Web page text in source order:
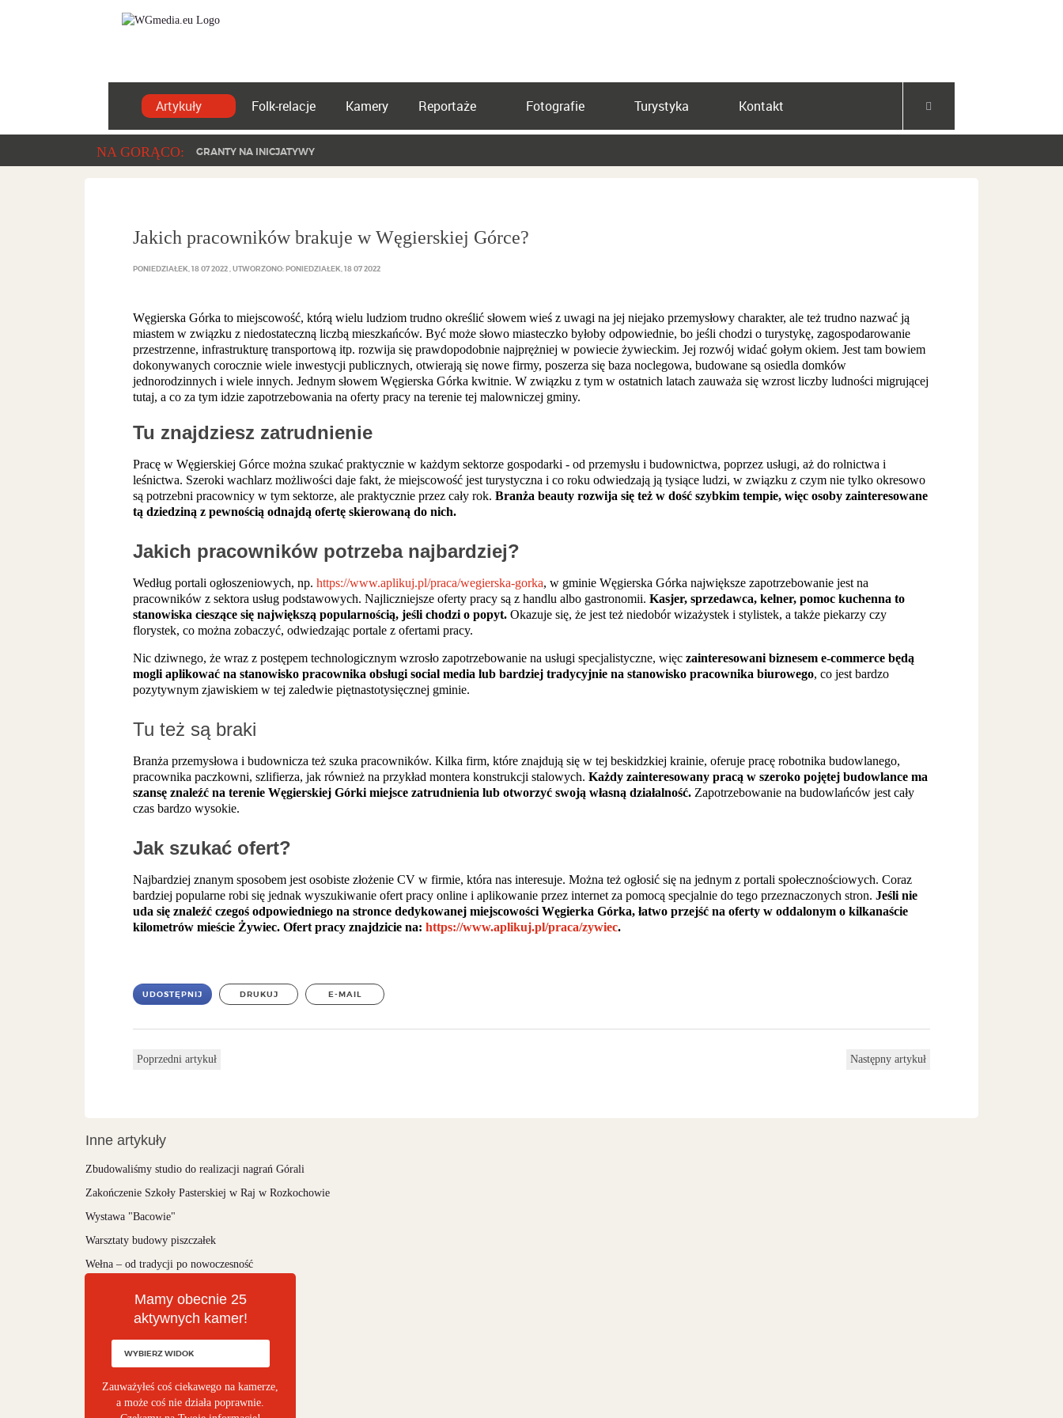
Artykuły Folk-relacje Kamery Reportaże Fotografie Turystyka Kontakt
NA GORĄCO: GRANTY NA INICJATYWY
Jakich pracowników brakuje w Węgierskiej Górce?
PONIEDZIAŁEK, 18 07 2022 UTWORZONO: PONIEDZIAŁEK, 18 07 2022
Węgierska Górka to miejscowość, którą wielu ludziom trudno określić słowem wieś z uwagi na jej niejako przemysłowy charakter, ale też trudno nazwać ją
miastem w związku z niedostateczną liczbą mieszkańców. Być może słowo miasteczko byłoby odpowiednie, bo jeśli chodzi o turystykę, zagospodarowanie
przestrzenne, infrastrukturę transportową itp. rozwija się prawdopodobnie najprężniej w powiecie żywieckim. Jej rozwój widać gołym okiem. Jest tam bowiem
dokonywanych corocznie wiele inwestycji publicznych, otwierają się nowe firmy, poszerza się baza noclegowa, budowane są osiedla domków
jednorodzinnych i wiele innych. Jednym słowem Węgierska Górka kwitnie. W związku z tym w ostatnich latach zauważa się wzrost liczby ludności migrującej
tutaj, a co za tym idzie zapotrzebowania na oferty pracy na terenie tej malowniczej gminy.
Tu znajdziesz zatrudnienie
Pracę w Węgierskiej Górce można szukać praktycznie w każdym sektorze gospodarki - od przemysłu i budownictwa, poprzez usługi, aż do rolnictwa i
leśnictwa. Szeroki wachlarz możliwości daje fakt, że miejscowość jest turystyczna i co roku odwiedzają ją tysiące ludzi, w związku z czym nie tylko okresowo
są potrzebni pracownicy w tym sektorze, ale praktycznie przez cały rok. Branża beauty rozwija się też w dość szybkim tempie, więc osoby zainteresowane
tą dziedziną z pewnością odnajdą ofertę skierowaną do nich.
Jakich pracowników potrzeba najbardziej?
Według portali ogłoszeniowych, np. https://www.aplikuj.pl/praca/wegierska-gorka, w gminie Węgierska Górka największe zapotrzebowanie jest na
pracowników z sektora usług podstawowych. Najliczniejsze oferty pracy są z handlu albo gastronomii. Kasjer, sprzedawca, kelner, pomoc kuchenna to
stanowiska cieszące się największą popularnością, jeśli chodzi o popyt. Okazuje się, że jest też niedobór wizażystek i stylistek, a także piekarzy czy
florystek, co można zobaczyć, odwiedzając portale z ofertami pracy.
Nic dziwnego, że wraz z postępem technologicznym wzrosło zapotrzebowanie na usługi specjalistyczne, więc zainteresowani biznesem e-commerce będą
mogli aplikować na stanowisko pracownika obsługi social media lub bardziej tradycyjnie na stanowisko pracownika biurowego, co jest bardzo
pozytywnym zjawiskiem w tej zaledwie piętnastotysięcznej gminie.
Tu też są braki
Branża przemysłowa i budownicza też szuka pracowników. Kilka firm, które znajdują się w tej beskidzkiej krainie, oferuje pracę robotnika budowlanego,
pracownika paczkowni, szlifierza, jak również na przykład montera konstrukcji stalowych. Każdy zainteresowany pracą w szeroko pojętej budowlance ma
szansę znaleźć na terenie Węgierskiej Górki miejsce zatrudnienia lub otworzyć swoją własną działalność. Zapotrzebowanie na budowlańców jest cały
czas bardzo wysokie.
Jak szukać ofert?
Najbardziej znanym sposobem jest osobiste złożenie CV w firmie, która nas interesuje. Można też ogłosić się na jednym z portali społecznościowych. Coraz
bardziej popularne robi się jednak wyszukiwanie ofert pracy online i aplikowanie przez internet za pomocą specjalnie do tego przeznaczonych stron. Jeśli nie
uda się znaleźć czegoś odpowiedniego na stronce dedykowanej miejscowości Węgierka Górka, łatwo przejść na oferty w oddalonym o kilkanaście
kilometrów mieście Żywiec. Ofert pracy znajdzicie na: https://www.aplikuj.pl/praca/zywiec.
UDOSTĘPNIJ DRUKUJ E-MAIL
Poprzedni artykuł Następny artykuł
Inne artykuły
Zbudowaliśmy studio do realizacji nagrań Górali
Zakończenie Szkoły Pasterskiej w Raj w Rozkochowie
Wystawa "Bacowie"
Warsztaty budowy piszczałek
Wełna – od tradycji po nowoczesność
Mamy obecnie 25
aktywnych kamer!
Zauważyłeś coś ciekawego na kamerze,
a może coś nie działa poprawnie.